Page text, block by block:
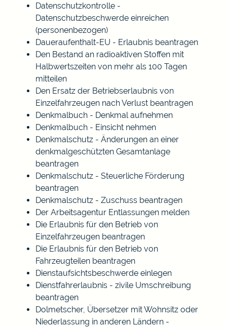
Datenschutzkontrolle -
Datenschutzbeschwerde einreichen
(personenbezogen)
Daueraufenthalt-EU - Erlaubnis beantragen
Den Bestand an radioaktiven Stoffen mit
Halbwertszeiten von mehr als 100 Tagen
mitteilen
Den Ersatz der Betriebserlaubnis von
Einzelfahrzeugen nach Verlust beantragen
Denkmalbuch - Denkmal aufnehmen
Denkmalbuch - Einsicht nehmen
Denkmalschutz - Änderungen an einer
denkmalgeschützten Gesamtanlage
beantragen
Denkmalschutz - Steuerliche Förderung
beantragen
Denkmalschutz - Zuschuss beantragen
Der Arbeitsagentur Entlassungen melden
Die Erlaubnis für den Betrieb von
Einzelfahrzeugen beantragen
Die Erlaubnis für den Betrieb von
Fahrzeugteilen beantragen
Dienstaufsichtsbeschwerde einlegen
Dienstfahrerlaubnis - zivile Umschreibung
beantragen
Dolmetscher, Übersetzer mit Wohnsitz oder
Niederlassung in anderen Ländern -